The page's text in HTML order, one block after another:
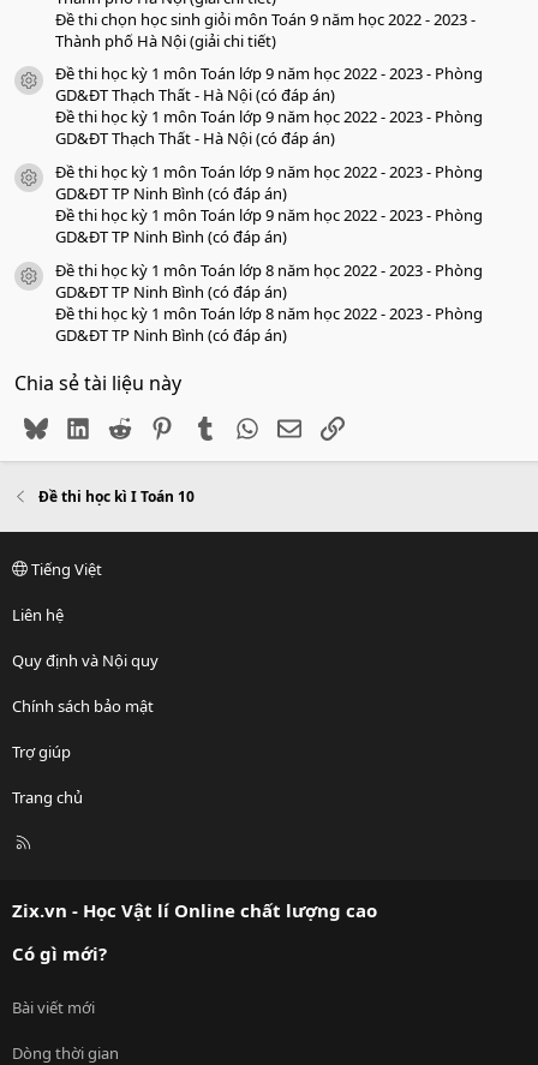
Đề thi chọn học sinh giỏi môn Toán 9 năm học 2022 - 2023 -
Thành phố Hà Nội (giải chi tiết)
icon tài liệu
Đề thi học kỳ 1 môn Toán lớp 9 năm học 2022 - 2023 - Phòng
GD&ĐT Thạch Thất - Hà Nội (có đáp án)
Đề thi học kỳ 1 môn Toán lớp 9 năm học 2022 - 2023 - Phòng
GD&ĐT Thạch Thất - Hà Nội (có đáp án)
icon tài liệu
Đề thi học kỳ 1 môn Toán lớp 9 năm học 2022 - 2023 - Phòng
GD&ĐT TP Ninh Bình (có đáp án)
Đề thi học kỳ 1 môn Toán lớp 9 năm học 2022 - 2023 - Phòng
GD&ĐT TP Ninh Bình (có đáp án)
icon tài liệu
Đề thi học kỳ 1 môn Toán lớp 8 năm học 2022 - 2023 - Phòng
GD&ĐT TP Ninh Bình (có đáp án)
Đề thi học kỳ 1 môn Toán lớp 8 năm học 2022 - 2023 - Phòng
GD&ĐT TP Ninh Bình (có đáp án)
Chia sẻ tài liệu này
BlueskyLinkedIn
Reddit PinterestTumblr WhatsApp
EmailLink
Đề thi học kì I Toán 10
Tiếng Việt
Liên hệ
Quy định và Nội quy
Chính sách bảo mật
Trợ giúp
Trang chủ
R
Zix.vn - Học Vật lí Online chất lượng cao
Có gì mới?
Bài viết mới
Dòng thời gian